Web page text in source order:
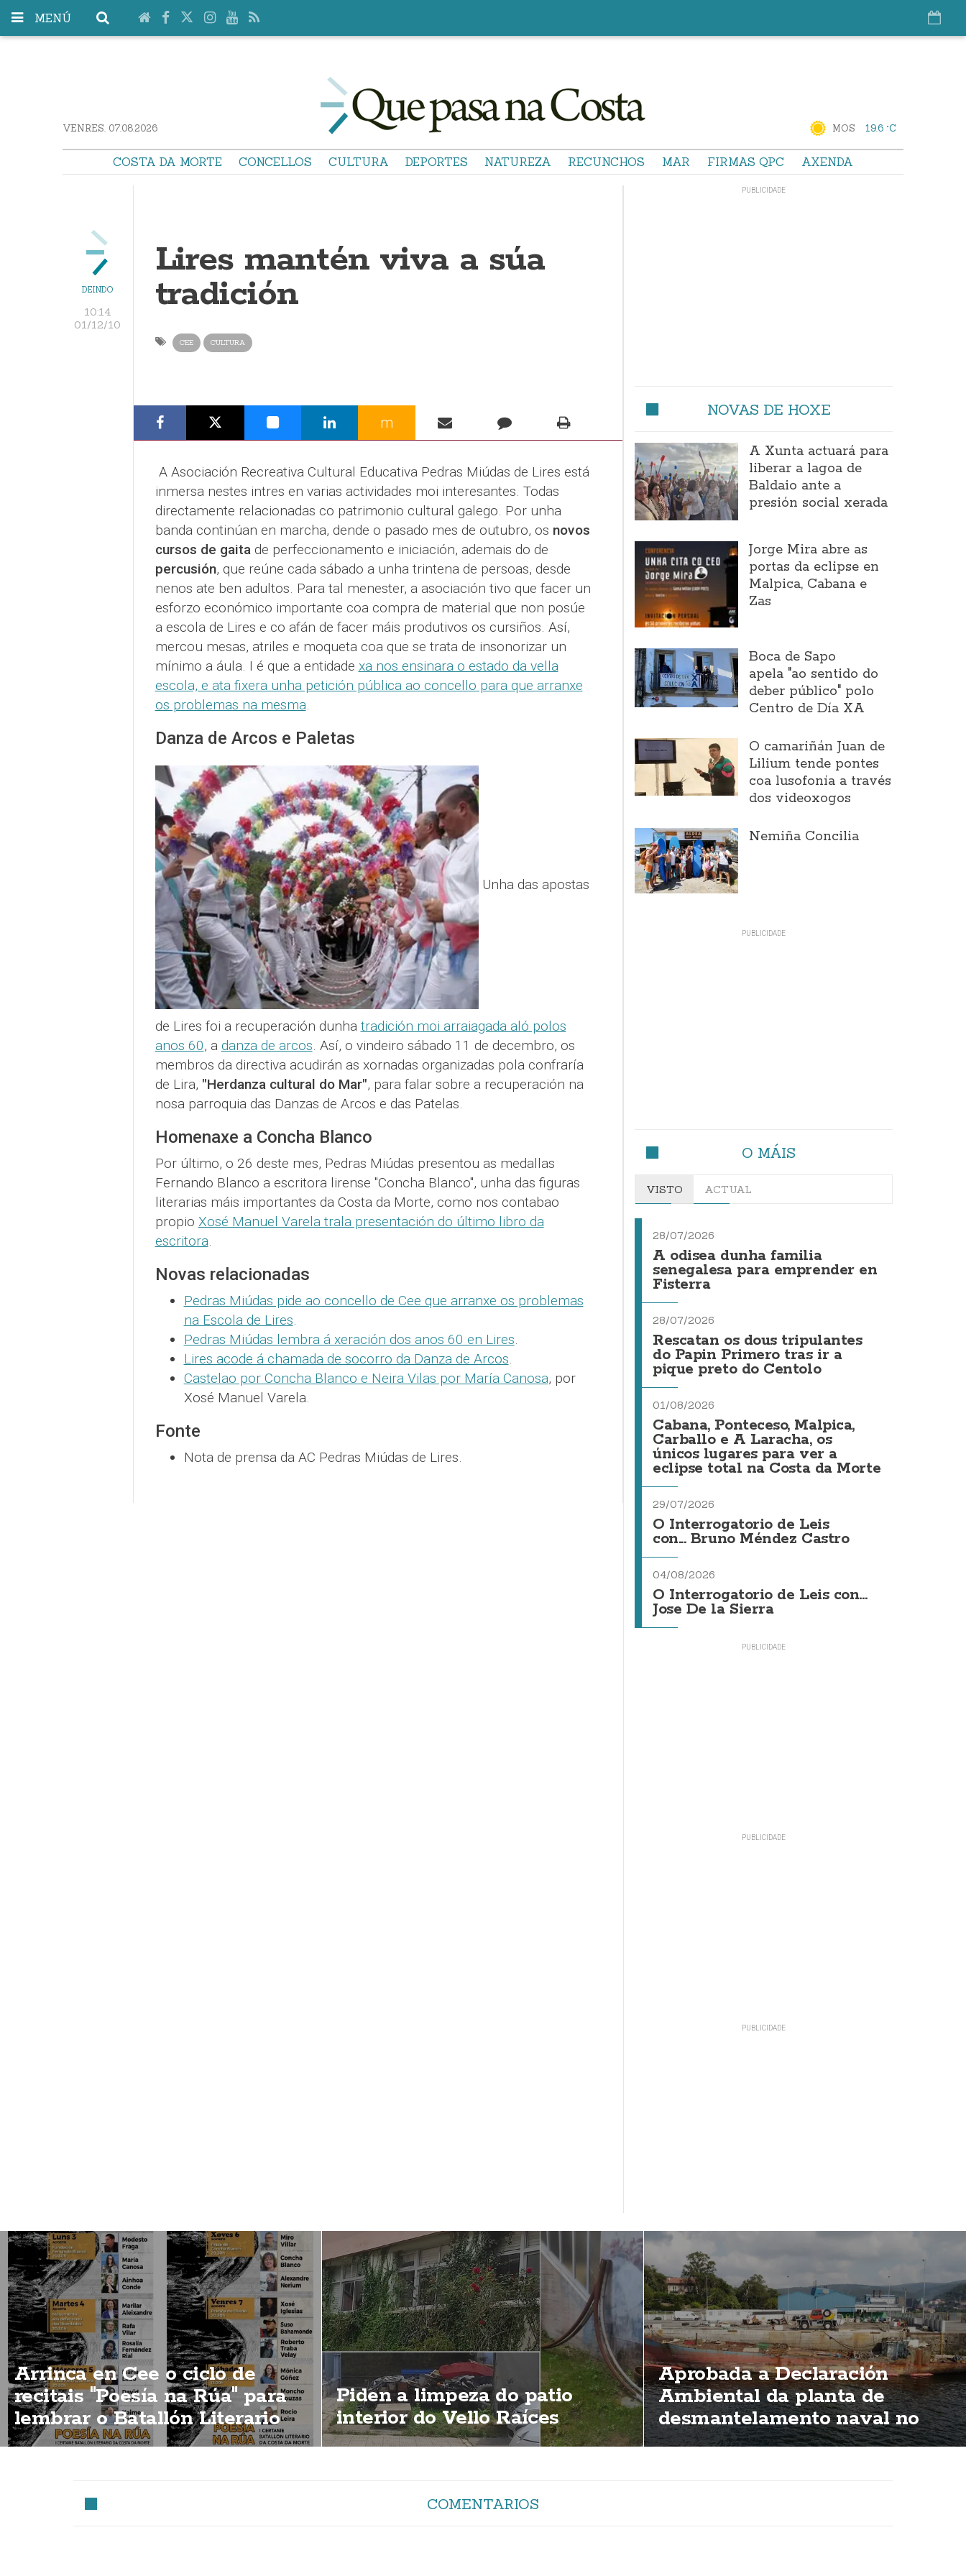
MENÚ
VENRES. 07.08.2026 MOS 19.6 °C
COSTA DA MORTE CONCELLOS CULTURA DEPORTES NATUREZA RECUNCHOS MAR FIRMAS QPC AXENDA
DEINDO
10:14
01/12/10
Lires mantén viva a súa
tradición
CEE CULTURA
m
A Asociación Recreativa Cultural Educativa Pedras Miúdas de Lires está
inmersa nestes intres en varias actividades moi interesantes. Todas
directamente relacionadas co patrimonio cultural galego. Por unha
banda continúan en marcha, dende o pasado mes de outubro, os novos
cursos de gaitade perfeccionamento e iniciación, ademais do de
percusión, que reúne cada sábado a unha trintena de persoas, desde
nenos ate ben adultos. Para tal menester, a asociación tivo que facer un
esforzo económico importante coa compra de material que non posúe
a escola de Lires e co afán de facer máis produtivos os cursiños. Así,
mercou mesas, atriles e moqueta coa que se trata de insonorizar un
mínimo a áula. I é que a entidade xa nos ensinara o estado da vella
escola, e ata fixera unha petición pública ao concello para que arranxe
os problemas na mesma.
Danza de Arcos e Paletas
Unha das apostas
de Lires foi a recuperación dunha tradición moi arraiagada aló polos
anos 60, a danza de arcos. Así, o vindeiro sábado 11 de decembro, os
membros da directiva acudirán as xornadas organizadas pola confraría
de Lira, "Herdanza cultural do Mar", para falar sobre a recuperación na
nosa parroquia das Danzas de Arcos e das Patelas.
Homenaxe a Concha Blanco
Por último, o 26 deste mes, Pedras Miúdas presentou as medallas
Fernando Blanco a escritora lirense "Concha Blanco", unha das figuras
literarias máis importantes da Costa da Morte, como nos contabao
propio Xosé Manuel Varela trala presentación do último libro da
escritora.
Novas relacionadas
Pedras Miúdas pide ao concello de Cee que arranxe os problemas
na Escola de Lires.
Pedras Miúdas lembra á xeración dos anos 60 en Lires.
Lires acode á chamada de socorro da Danza de Arcos.
Castelao por Concha Blanco e Neira Vilas por María Canosa, por
Xosé Manuel Varela.
Fonte
Nota de prensa da AC Pedras Miúdas de Lires.
NOVAS DE HOXE
A Xunta actuará para
liberar a lagoa de
Baldaio ante a
presión social xerada
Jorge Mira abre as
portas da eclipse en
Malpica, Cabana e
Zas
Boca de Sapo
apela "ao sentido do
deber público" polo
Centro de Día XA
O camariñán Juan de
Lilium tende pontes
coa lusofonía a través
dos videoxogos
Nemiña Concilia
O MÁIS
VISTO ACTUAL
28/07/2026
A odisea dunha familia
senegalesa para emprender en
Fisterra
28/07/2026
Rescatan os dous tripulantes
do Papin Primero tras ir a
pique preto do Centolo
01/08/2026
Cabana, Ponteceso, Malpica,
Carballo e A Laracha, os
únicos lugares para ver a
eclipse total na Costa da Morte
29/07/2026
O Interrogatorio de Leis
con... Bruno Méndez Castro
04/08/2026
O Interrogatorio de Leis con...
Jose De la Sierra
Arrinca en Cee o ciclo de
recitais "Poesía na Rúa" para
lembrar o Batallón Literario
Piden a limpeza do patio
interior do Vello Raíces
Aprobada a Declaración
Ambiental da planta de
desmantelamento naval no
porto de Brens
COMENTARIOS